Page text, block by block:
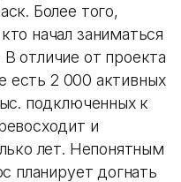
Более того,
начал заниматься
отличие от проекта
есть 2 000 активных
подключенных к
и
лет. Непонятным
планирует догнать